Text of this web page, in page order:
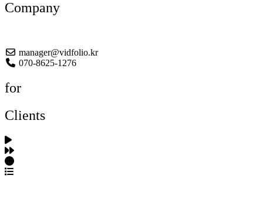
Company
manager@vidfolio.kr
070-8625-1276
for
Clients